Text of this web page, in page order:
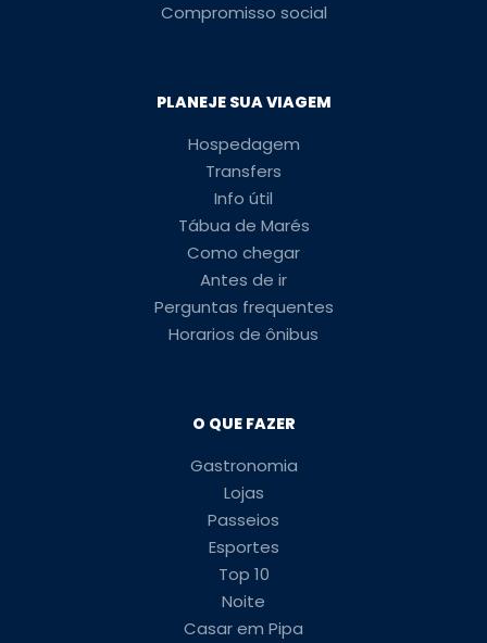
Compromisso social
PLANEJE SUA VIAGEM
Hospedagem
Transfers
Info útil
Tábua de Marés
Como chegar
Antes de ir
Perguntas frequentes
Horarios de ônibus
O QUE FAZER
Gastronomia
Lojas
Passeios
Esportes
Top 10
Noite
Casar em Pipa